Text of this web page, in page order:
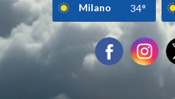
Milano 34°